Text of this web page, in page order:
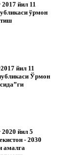
йил 11
ўрмон
йил 11
Ўрмон
2020 йил 5
- 2030
амалга